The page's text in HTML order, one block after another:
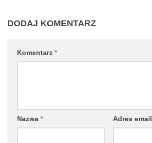
DODAJ KOMENTARZ
Komentarz *
Nazwa * Adres email